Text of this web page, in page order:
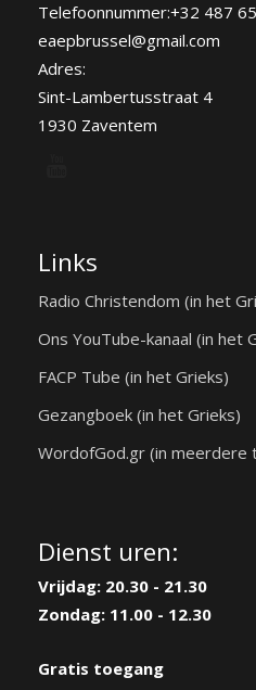
Telefoonnummer:+32 487
eaepbrussel@gmail.com
Adres:
Sint-Lambertusstraat 4
1930 Zaventem
Links
Radio Christendom (in het
Ons YouTube-kanaal (in het
FACP Tube (in het Grieks)
Gezangboek (in het Grieks)
WordofGod.gr (in meerdere
Dienst uren:
Vrijdag: 20.30 - 21.30
Zondag: 11.00 - 12.30
Gratis toegang